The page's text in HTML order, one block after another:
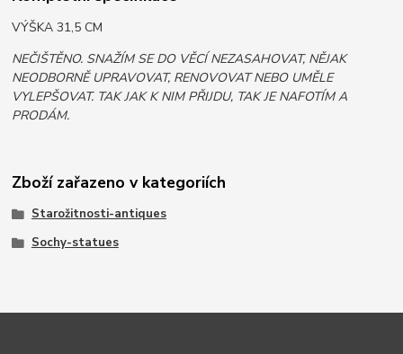
VÝŠKA 31,5 CM
NEČIŠTĚNO. SNAŽÍM SE DO VĚCÍ NEZASAHOVAT, NĚJAK
NEODBORNĚ UPRAVOVAT, RENOVOVAT NEBO UMĚLE
VYLEPŠOVAT. TAK JAK K NIM PŘIJDU, TAK JE NAFOTÍM A
PRODÁM.
Zboží zařazeno v kategoriích
Starožitnosti-antiques
Sochy-statues